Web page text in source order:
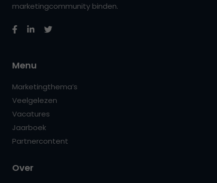
marketingcommunity binden.
Menu
Marketingthema’s
Veelgelezen
Vacatures
Jaarboek
Partnercontent
Over